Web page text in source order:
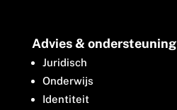
Advies & ondersteuning
Juridisch
Onderwijs
Identiteit